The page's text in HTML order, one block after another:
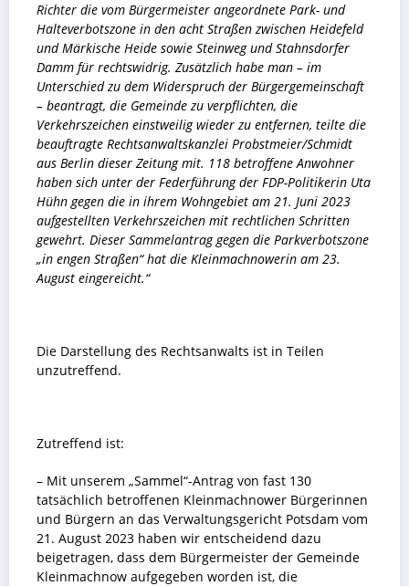
Richter die vom Bürgermeister angeordnete Park- und
Halteverbotszone in den acht Straßen zwischen Heidefeld
und Märkische Heide sowie Steinweg und Stahnsdorfer
Damm für rechtswidrig. Zusätzlich habe man – im
Unterschied zu dem Widerspruch der Bürgergemeinschaft
– beantragt, die Gemeinde zu verpflichten, die
Verkehrszeichen einstweilig wieder zu entfernen, teilte die
beauftragte Rechtsanwaltskanzlei Probstmeier/Schmidt
aus Berlin dieser Zeitung mit. 118 betroffene Anwohner
haben sich unter der Federführung der FDP-Politikerin Uta
Hühn gegen die in ihrem Wohngebiet am 21. Juni 2023
aufgestellten Verkehrszeichen mit rechtlichen Schritten
gewehrt. Dieser Sammelantrag gegen die Parkverbotszone
„in engen Straßen“ hat die Kleinmachnowerin am 23.
August eingereicht.“
Die Darstellung des Rechtsanwalts ist in Teilen
unzutreffend.
Zutreffend ist:
– Mit unserem „Sammel“-Antrag von fast 130
tatsächlich betroffenen Kleinmachnower Bürgerinnen
und Bürgern an das Verwaltungsgericht Potsdam vom
21. August 2023 haben wir entscheidend dazu
beigetragen, dass dem Bürgermeister der Gemeinde
Kleinmachnow aufgegeben worden ist, die